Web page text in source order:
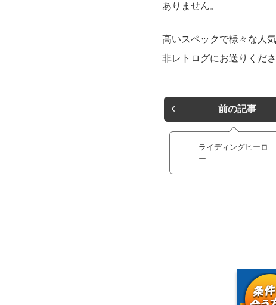
ありません。
高いスペックで様々な人
非レトログにお送りくださ
前の記事
ライディングヒーロ
ー